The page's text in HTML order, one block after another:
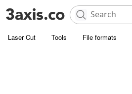
Laser Cut Tools File formats